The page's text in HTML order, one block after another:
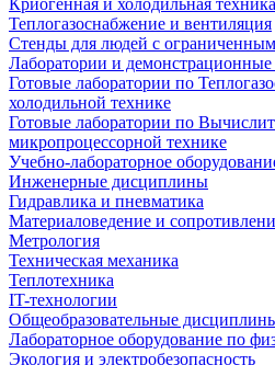
Криогенная и холодильная
Теплогазоснабжение и вентиляция
Стенды для людей с
Лаборатории и демонстрационные
Готовые лаборатории по
холодильной технике
Готовые лаборатории по
микропроцессорной технике
Учебно-лабораторное
Инженерные дисциплины
Гидравлика и пневматика
Материаловедение и
Метрология
Техническая механика
Теплотехника
IT-технологии
Общеобразовательные
Лабораторное оборудование по
Экология и электробезопасность